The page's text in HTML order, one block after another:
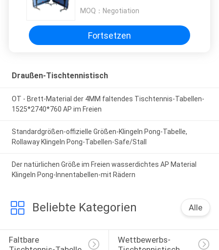
MOQ： Negotiation
Fortsetzen
Draußen-Tischtennistisch
OT - Brett-Material der 4MM faltendes Tischtennis-Tabellen-
1525*2740*760 AP im Freien
Standardgrößen-offizielle Größen-Klingeln Pong-Tabelle,
Rollaway Klingeln Pong-Tabellen-Safe/Stall
Der natürlichen Größe im Freien wasserdichtes AP Material
Klingeln Pong-Innentabellen-mit Rädern
Beliebte Kategorien Alle
Faltbare
Wettbewerbs-